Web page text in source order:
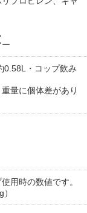
0.58L・コップ飲み
量に個体差があり
用時の数値です。